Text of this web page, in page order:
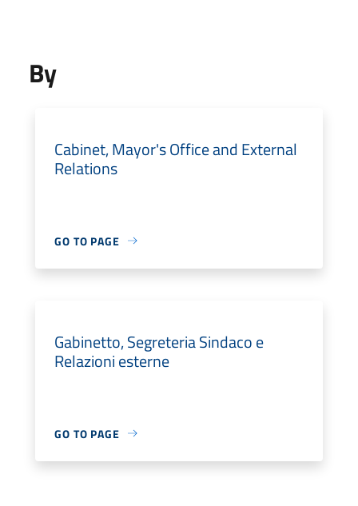
By
Cabinet, Mayor's Office and External
Relations
GO TO PAGE
Gabinetto, Segreteria Sindaco e
Relazioni esterne
GO TO PAGE